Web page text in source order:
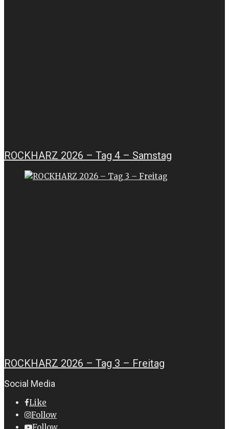
ROCKHARZ 2026 – Tag 4 – Samstag
ROCKHARZ 2026 – Tag 3 – Freitag
Social Media
Like
Follow